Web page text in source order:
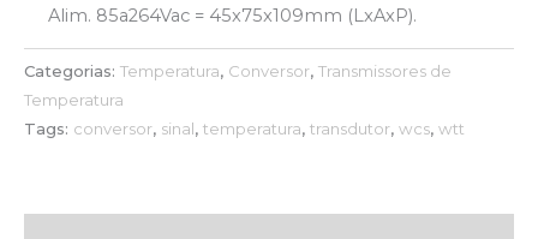
Alim. 85a264Vac = 45x75x109mm (LxAxP).
Categorias: Temperatura, Conversor, Transmissores de
Temperatura
Tags: conversor, sinal, temperatura, transdutor, wcs, wtt